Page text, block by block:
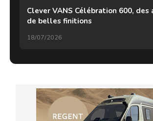
Clever VANS Célébration 600, des
de belles finitions
18/07/2026